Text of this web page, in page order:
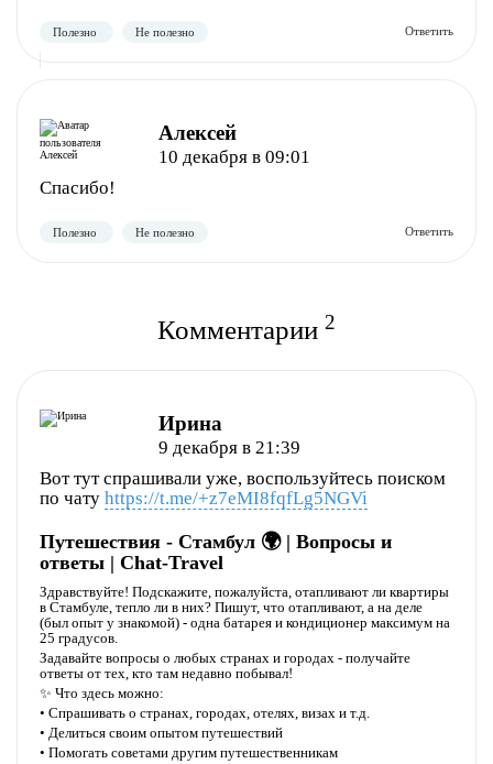
Не полезно
Полезно Не полезно
Алексей
10 декабря в 09:01
Спасибо!
Комментарии 2
Ирина
9 декабря в 21:39
Вот тут спрашивали уже, воспользуйтесь поиском
по чату https://t.me/+z7eMI8fqfLg5NGVi
Путешествия - Стамбул 🌍 | Вопросы и
ответы | Chat-Travel
Здравствуйте! Подскажите, пожалуйста, отапливают ли квартиры
в Стамбуле, тепло ли в них? Пишут, что отапливают, а на деле
(был опыт у знакомой) - одна батарея и кондиционер максимум на
25 градусов.
Задавайте вопросы о любых странах и городах - получайте
ответы от тех, кто там недавно побывал!
✨ Что здесь можно:
• Спрашивать о странах, городах, отелях, визах и т.д.
• Делиться своим опытом путешествий
• Помогать советами другим путешественникам